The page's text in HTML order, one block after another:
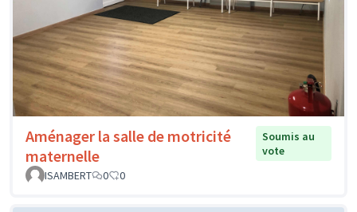
Aménager la salle de motricité
maternelle
Soumis au
vote
ISAMBERT
0 0